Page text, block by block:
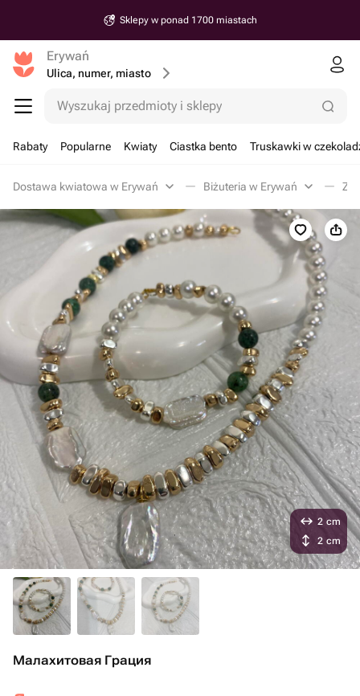
Sklepy w ponad 1700 miastach
Erywań
Ulica, numer, miasto
Wyszukaj przedmioty i sklepy
Rabaty Popularne Kwiaty Ciastka bento Truskawki w
Dostawa kwiatowa w Erywań Biżuteria w Erywań
Малахитовая Грация
2 cm
2 cm